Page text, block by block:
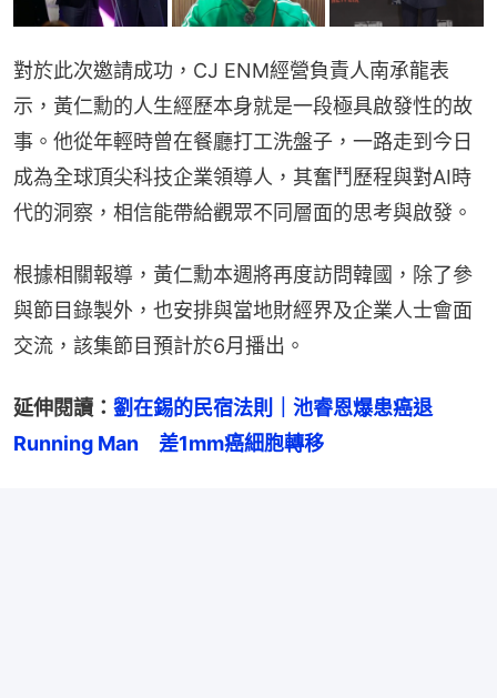
對於此次邀請成功，CJ ENM經營負責人南承龍表
示，黃仁勳的人生經歷本身就是一段極具啟發性的故
事。他從年輕時曾在餐廳打工洗盤子，一路走到今日
成為全球頂尖科技企業領導人，其奮鬥歷程與對AI時
代的洞察，相信能帶給觀眾不同層面的思考與啟發。
根據相關報導，黃仁勳本週將再度訪問韓國，除了參
與節目錄製外，也安排與當地財經界及企業人士會面
交流，該集節目預計於6月播出。
延伸閱讀： 劉在錫的民宿法則｜池睿恩爆患癌退
Running Man　差1mm癌細胞轉移